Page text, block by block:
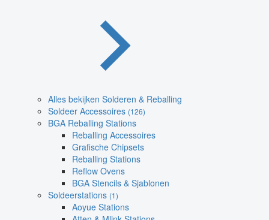
Alles bekijken Solderen & Reballing
Soldeer Accessoires (126)
BGA Reballing Stations
Reballing Accessoires
Grafische Chipsets
Reballing Stations
Reflow Ovens
BGA Stencils & Sjablonen
Soldeerstations (1)
Aoyue Stations